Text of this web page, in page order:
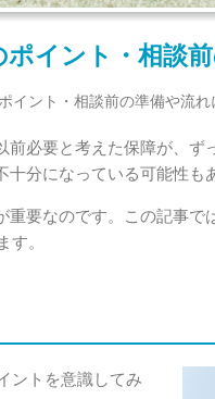
イント・相談
イント・相談前の準備や流れ
必要と考えた保障が、ず
分になっている可能性も
要なのです。この記事で
。
ントを意識してみ